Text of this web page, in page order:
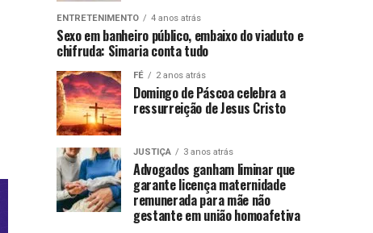
ENTRETENIMENTO 4 anos atrás
Sexo em banheiro público, embaixo do viaduto e
chifruda: Simaria conta tudo
FÉ 2 anos atrás
Domingo de Páscoa celebra a
ressurreição de Jesus Cristo
JUSTIÇA 3 anos atrás
Advogados ganham liminar que
garante licença maternidade
remunerada para mãe não
gestante em união homoafetiva